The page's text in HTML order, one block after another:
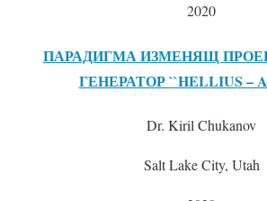
2020
ПАРАДИГМА ИЗМЕНЯЩ
ГЕНЕРАТОР ``HELLIUS –
Dr. Kiril Chukanov
Salt Lake City, Utah